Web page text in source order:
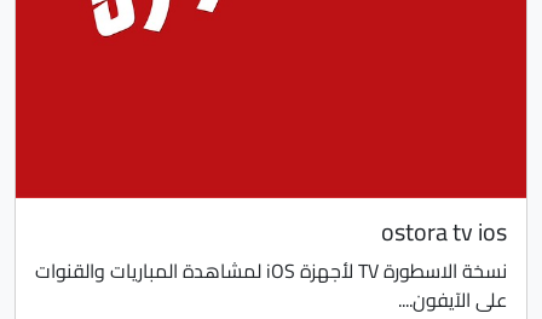
ostora tv ios
نسخة الاسطورة TV لأجهزة iOS لمشاهدة المباريات والقنوات
على الآيفون....